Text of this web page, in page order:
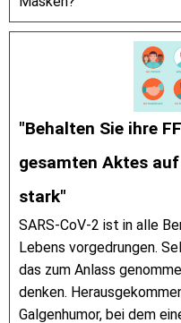
"Behalten Sie ihre
gesamten Aktes
stark"
SARS-CoV-2 ist in alle
Lebens vorgedrungen.
das zum Anlass
denken.
Galgenhumor, bei dem